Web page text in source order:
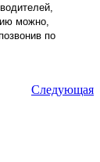
можно,
по
Следующая